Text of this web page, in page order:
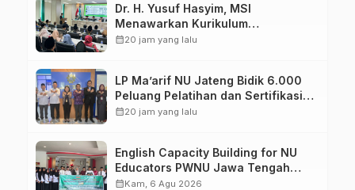
Dr. H. Yusuf Hasyim, MSI
Menawarkan Kurikulum
Diversifikasi, Harapan Baru dalam
calendar_month20 jam yang lalu
LP Ma’arif NU Jateng Bidik 6.000
Peluang Pelatihan dan Sertifikasi
bagi Lulusan SMK
calendar_month20 jam yang lalu
English Capacity Building for NU
Educators PWNU Jawa Tengah
Batch#4; Membuka Jalan Menuju
calendar_monthKam, 6 Agu 2026